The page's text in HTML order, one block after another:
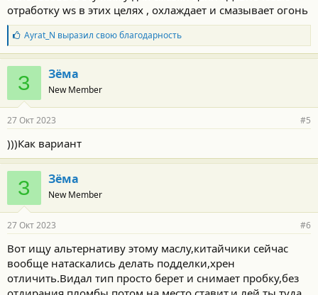
отработку ws в этих целях , охлаждает и смазывает огонь
Б
л
а
г
о
д
а
н
с
т
и
:
Ayrat_N выразил свою благодарность
З Зёма
New Member
27 Окт 2023 #5
)))Как вариант
З Зёма
New Member
27 Окт 2023 #6
Вот ищу альтернативу этому маслу,китайчики сейчас
вообще натаскались делать подделки,хрен
отличить.Видал тип просто берет и снимает пробку,без